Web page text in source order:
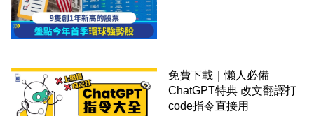
免費下載｜懶人必備
ChatGPT特典 改文翻譯打
code指令直接用